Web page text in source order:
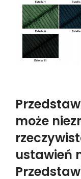
może
ustawień